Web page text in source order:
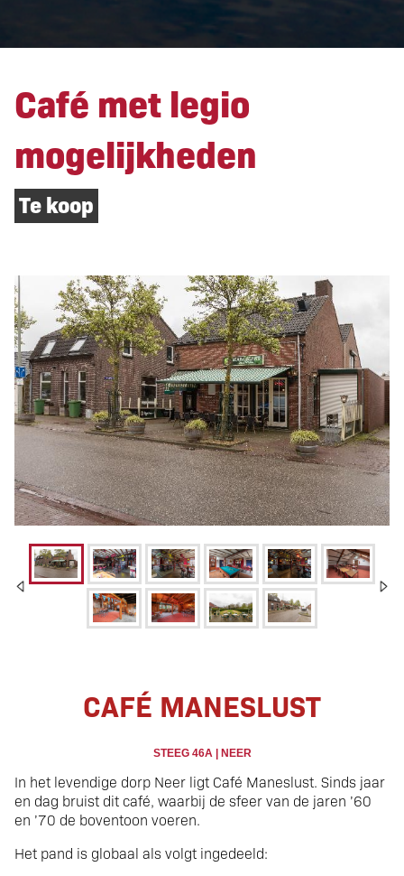
Café met legio
mogelijkheden
Te koop
Café met legio
mogelijkheden
CAFÉ MANESLUST
STEEG 46A | NEER
In het levendige dorp Neer ligt Café Maneslust. Sinds jaar
en dag bruist dit café, waarbij de sfeer van de jaren ’60
en ’70 de boventoon voeren.
Het pand is globaal als volgt ingedeeld: